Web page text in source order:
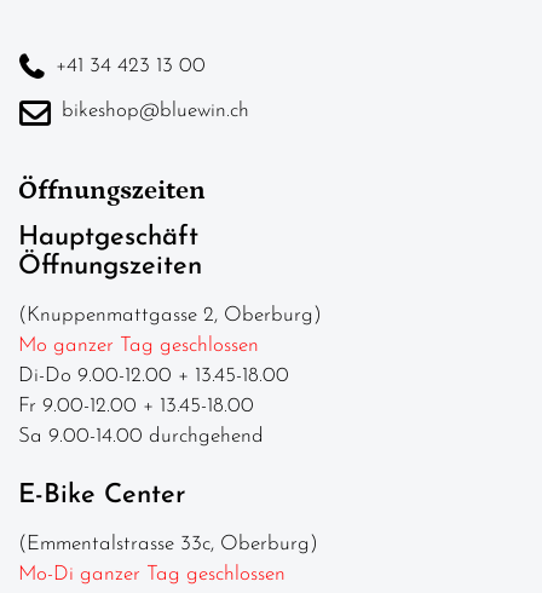
+41 34 423 13 00
bikeshop@bluewin.ch
Öffnungszeiten
Hauptgeschäft
Öffnungszeiten
(Knuppenmattgasse 2, Oberburg)
Mo ganzer Tag geschlossen
Di-Do 9.00-12.00 + 13.45-18.00
Fr 9.00-12.00 + 13.45-18.00
Sa 9.00-14.00 durchgehend
E-Bike Center
(Emmentalstrasse 33c, Oberburg)
Mo-Di ganzer Tag geschlossen